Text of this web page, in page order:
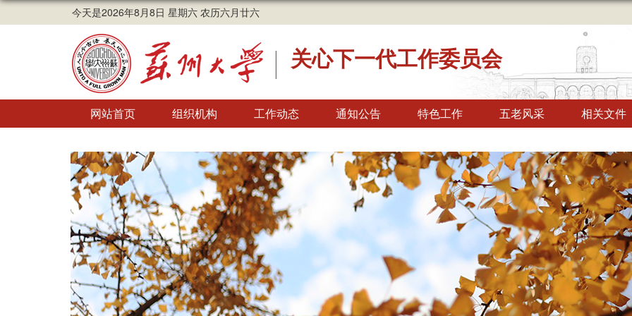
今天是2026年8月8日 星期六 农历六月廿六
关心下一代工作委员会
网站首页 组织机构 工作动态 通知公告 特色工作 五老风采 相关文件